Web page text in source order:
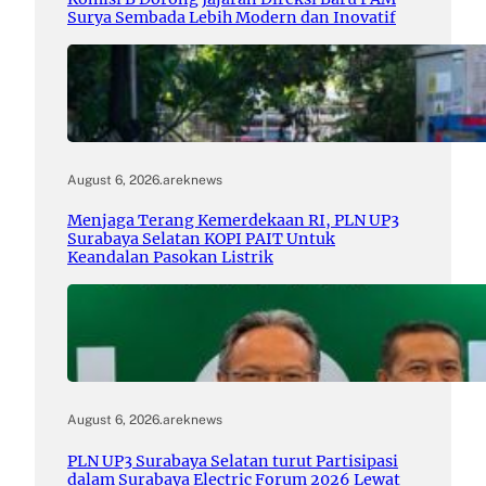
Surya Sembada Lebih Modern dan Inovatif
August 6, 2026.areknews
Menjaga Terang Kemerdekaan RI, PLN UP3
Surabaya Selatan KOPI PAIT Untuk
Keandalan Pasokan Listrik
August 6, 2026.areknews
PLN UP3 Surabaya Selatan turut Partisipasi
dalam Surabaya Electric Forum 2026 Lewat